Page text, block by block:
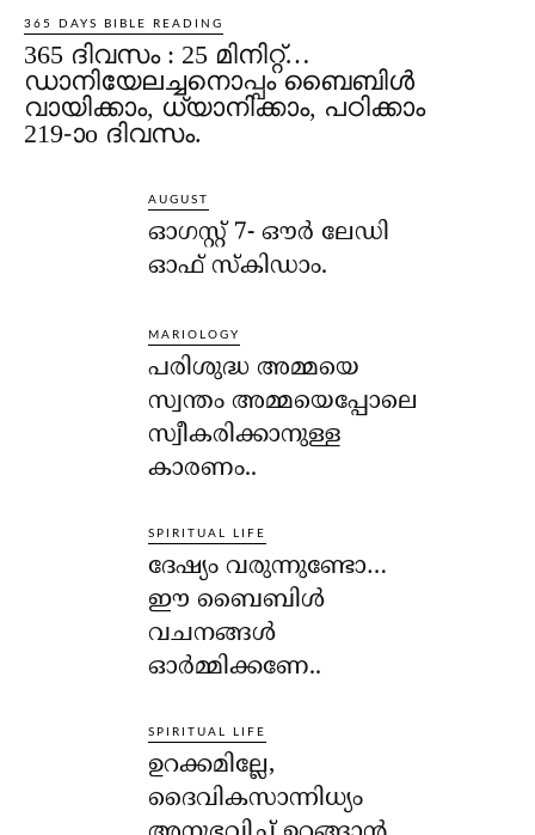
365 DAYS BIBLE READING
365 ദിവസം : 25 മിനിറ്റ്…
ഡാനിയേലച്ചനൊപ്പം ബൈബിൾ
വായിക്കാം, ധ്യാനിക്കാം, പഠിക്കാം
219-ാo ദിവസം.
AUGUST
ഓഗസ്റ്റ് 7- ഔര്‍ ലേഡി
ഓഫ് സ്‌കിഡാം.
MARIOLOGY
പരിശുദ്ധ അമ്മയെ
സ്വന്തം അമ്മയെപ്പോലെ
സ്വീകരിക്കാനുള്ള
കാരണം..
SPIRITUAL LIFE
ദേഷ്യം വരുന്നുണ്ടോ…
ഈ ബൈബിള്‍
വചനങ്ങള്‍
ഓര്‍മ്മിക്കണേ..
SPIRITUAL LIFE
ഉറക്കമില്ലേ,
ദൈവികസാന്നിധ്യം